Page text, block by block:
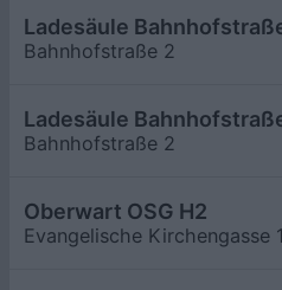
Ladesäule
Bahnhofstraße 2
Ladesäule
Bahnhofstraße 2
Oberwart OSG H2
Evangelische Kirchengasse 1